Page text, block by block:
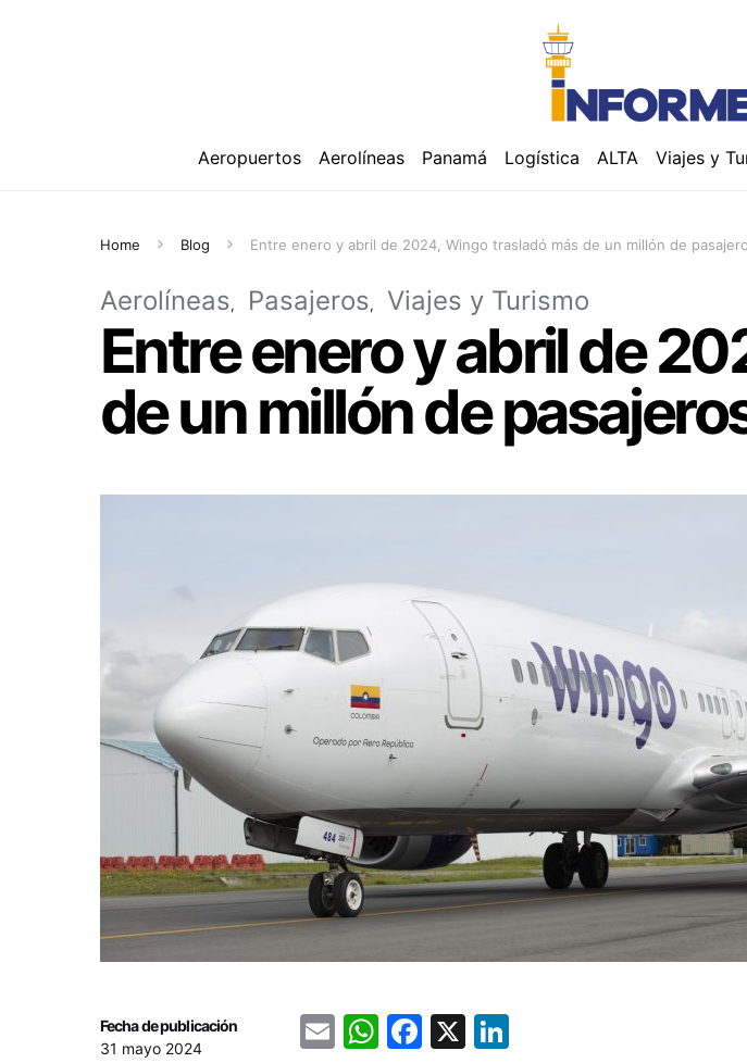
Aeropuertos Aerolíneas Panamá Logística ALTA Viajes y
Home Blog Entre enero y abril de 2024, Wingo trasladó más de un millón de
Aerolíneas Pasajeros Viajes y Turismo
Entre enero y abril de
de un millón de
Fecha de publicación
31 mayo 2024
EmailWhatsApp
Facebook
X